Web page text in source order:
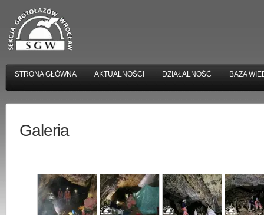
STRONA GŁÓWNA AKTUALNOŚCI DZIAŁALNOŚĆ BAZA
Galeria